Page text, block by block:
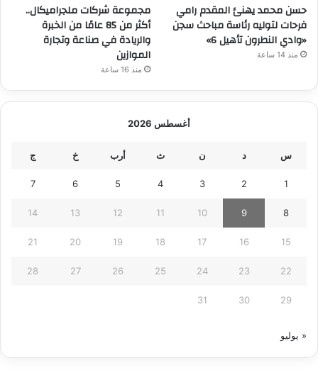
حسن محمد يهنئ المقدم رامي
فرحات لتوليه رئاسة مباحث سجن
«وادي النطرون تأهيل 6»
منذ 14 ساعة
مجموعة شركات ملجراميكال..
أكثر من 85 عامًا من الخبرة
والريادة في صناعة وتجارة
الموازين
منذ 16 ساعة
أغسطس 2026
س د ن ث أرب خ ج
1
2
3
4
5
6
7
8
9
10
11
12
13
14
15
16
17
18
19
20
21
22
23
24
25
26
27
28
29
30
31
« يوليو